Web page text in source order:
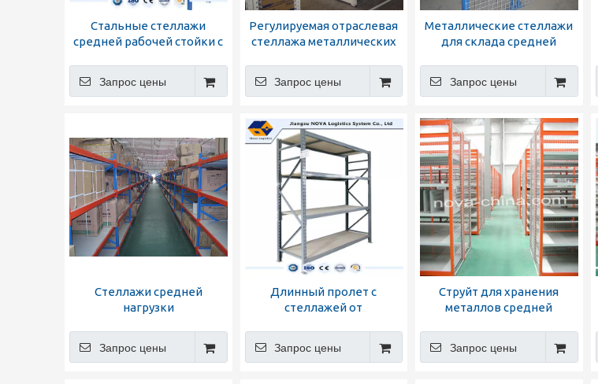
Стальные стеллажи
средней рабочей стойки с
Запрос цены
Регулируемая отраслевая
стеллажа металлических
Запрос цены
Металлические стеллажи
для склада средней
Запрос цены
Стеллажи средней
нагрузки
Запрос цены
Длинный пролет с
стеллажей от
Запрос цены
Струйт для хранения
металлов средней
Запрос цены